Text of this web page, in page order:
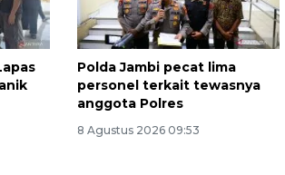
Polda Jambi pecat lima
personel terkait tewasnya
anggota Polres
8 Agustus 2026 09:53